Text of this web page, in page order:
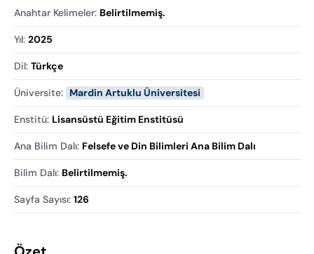
Anahtar Kelimeler: Belirtilmemiş.
Yıl: 2025
Dil: Türkçe
Üniversite: Mardin Artuklu Üniversitesi
Enstitü: Lisansüstü Eğitim Enstitüsü
Ana Bilim Dalı: Felsefe ve Din Bilimleri Ana Bilim Dalı
Bilim Dalı: Belirtilmemiş.
Sayfa Sayısı: 126